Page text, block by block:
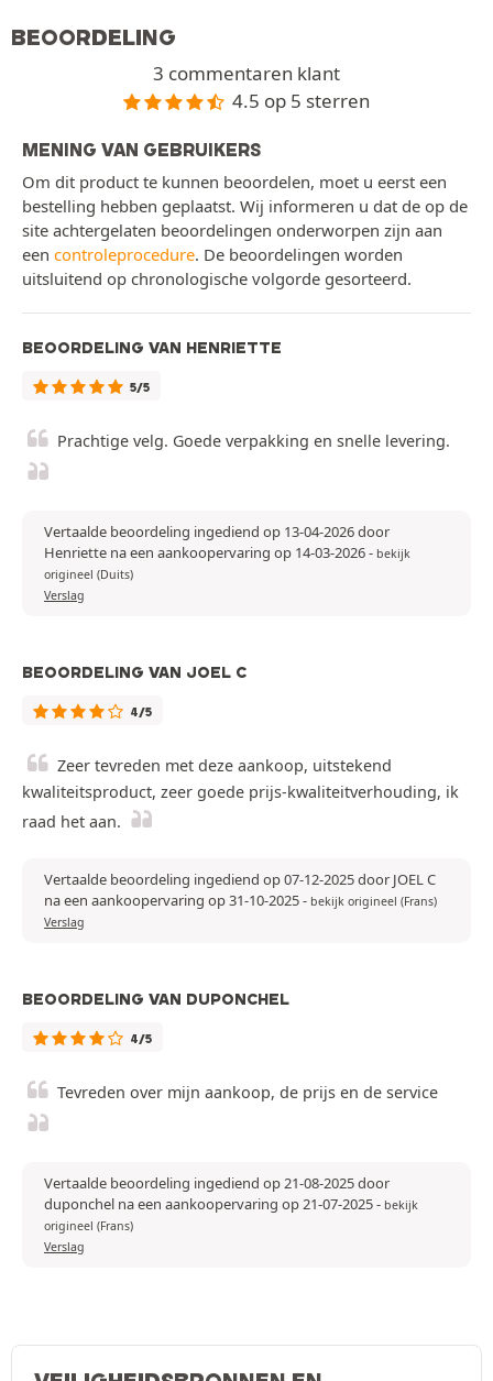
BEOORDELING
3 commentaren klant
4.5 op 5 sterren
MENING VAN GEBRUIKERS
Om dit product te kunnen beoordelen, moet u eerst een
bestelling hebben geplaatst. Wij informeren u dat de op de
site achtergelaten beoordelingen onderworpen zijn aan
een controleprocedure. De beoordelingen worden
uitsluitend op chronologische volgorde gesorteerd.
BEOORDELING VAN HENRIETTE
5/5
Prachtige velg. Goede verpakking en snelle levering.
Vertaalde beoordeling ingediend op 13-04-2026 door
Henriette na een aankoopervaring op 14-03-2026- bekijk
origineel (Duits)
Verslag
BEOORDELING VAN JOEL C
4/5
Zeer tevreden met deze aankoop, uitstekend
kwaliteitsproduct, zeer goede prijs-kwaliteitverhouding, ik
raad het aan.
Vertaalde beoordeling ingediend op 07-12-2025 door JOEL C
na een aankoopervaring op 31-10-2025- bekijk origineel (Frans)
Verslag
BEOORDELING VAN DUPONCHEL
4/5
Tevreden over mijn aankoop, de prijs en de service
Vertaalde beoordeling ingediend op 21-08-2025 door
duponchel na een aankoopervaring op 21-07-2025- bekijk
origineel (Frans)
Verslag